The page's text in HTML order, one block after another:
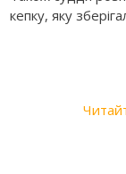
кепку, яку